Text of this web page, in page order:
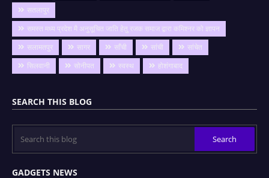
सतलापुर
समस्त मध्य प्रदेश मै अनुसूचित जाति हेतु रजक समाज द्वारा कमिश्नर को ज्ञापन
सलामतपुर
सागर साँची सांची
सांचेत
सिलवानी
सोनीपत स्वस्थ होशंगाबाद
SEARCH THIS BLOG
GADGETS NEWS